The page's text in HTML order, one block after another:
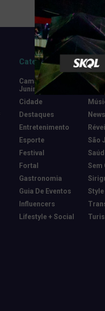
Categorias
Camarote Vip
Junino
Cidade
Destaques
Entretenimento
Esporte
Festival
Fortal
Gastronomia
Guia De Eventos
Influencers
Lifestyle + Social
São
Sem
Style